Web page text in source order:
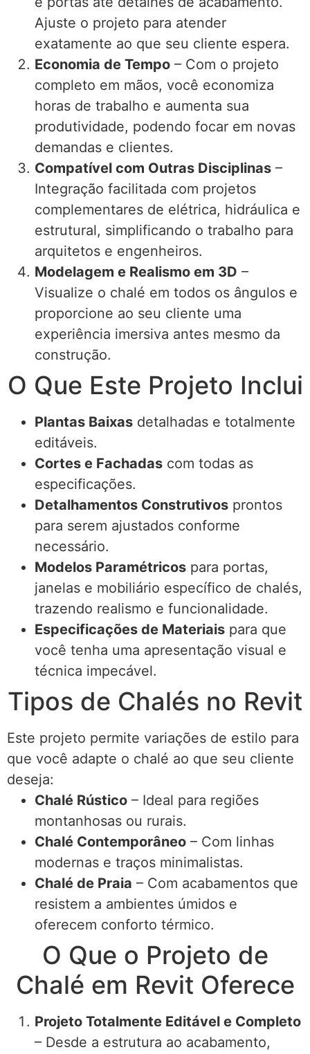
Ajuste o projeto para atender
exatamente ao que seu cliente espera.
Economia de Tempo – Com o projeto
completo em mãos, você economiza
horas de trabalho e aumenta sua
produtividade, podendo focar em novas
demandas e clientes.
Compatível com Outras Disciplinas –
Integração facilitada com projetos
complementares de elétrica, hidráulica e
estrutural, simplificando o trabalho para
arquitetos e engenheiros.
Modelagem e Realismo em 3D –
Visualize o chalé em todos os ângulos e
proporcione ao seu cliente uma
experiência imersiva antes mesmo da
construção.
O Que Este Projeto Inclui
Plantas Baixas detalhadas e totalmente
editáveis.
Cortes e Fachadas com todas as
especificações.
Detalhamentos Construtivos prontos
para serem ajustados conforme
necessário.
Modelos Paramétricos para portas,
janelas e mobiliário específico de chalés,
trazendo realismo e funcionalidade.
Especificações de Materiais para que
você tenha uma apresentação visual e
técnica impecável.
Tipos de Chalés no Revit
Este projeto permite variações de estilo para
que você adapte o chalé ao que seu cliente
deseja:
Chalé Rústico – Ideal para regiões
montanhosas ou rurais.
Chalé Contemporâneo – Com linhas
modernas e traços minimalistas.
Chalé de Praia – Com acabamentos que
resistem a ambientes úmidos e
oferecem conforto térmico.
O Que o Projeto de
Chalé em Revit Oferece
Projeto Totalmente Editável e Completo
– Desde a estrutura ao acabamento,